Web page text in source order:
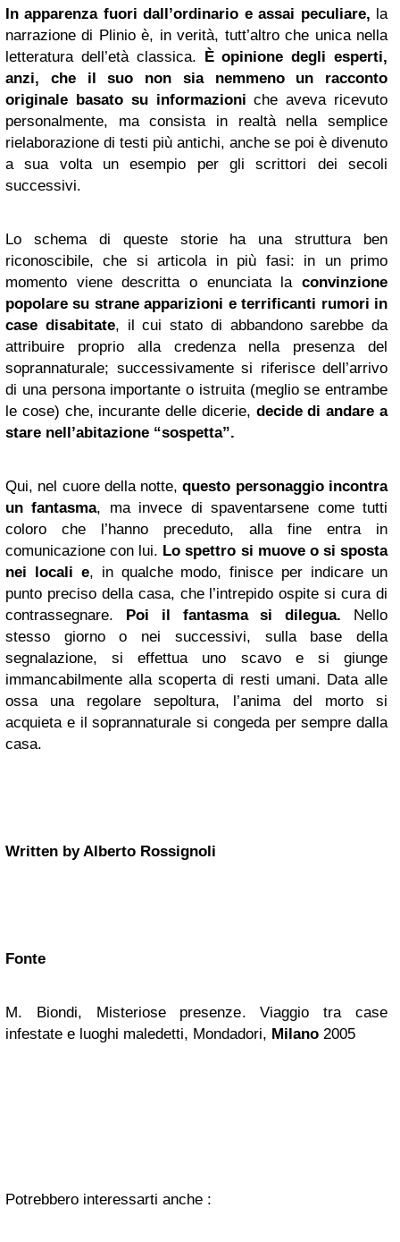
In apparenza fuori dall’ordinario e assai peculiare, la
narrazione di Plinio è, in verità, tutt’altro che unica nella
letteratura dell’età classica. È opinione degli esperti,
anzi, che il suo non sia nemmeno un racconto
originale basato su informazioni che aveva ricevuto
personalmente, ma consista in realtà nella semplice
rielaborazione di testi più antichi, anche se poi è divenuto
a sua volta un esempio per gli scrittori dei secoli
successivi.
Lo schema di queste storie ha una struttura ben
riconoscibile, che si articola in più fasi: in un primo
momento viene descritta o enunciata la convinzione
popolare su strane apparizioni e terrificanti rumori in
case disabitate, il cui stato di abbandono sarebbe da
attribuire proprio alla credenza nella presenza del
soprannaturale; successivamente si riferisce dell’arrivo
di una persona importante o istruita (meglio se entrambe
le cose) che, incurante delle dicerie, decide di andare a
stare nell’abitazione “sospetta”.
Qui, nel cuore della notte,questo personaggio incontra
un fantasma, ma invece di spaventarsene come tutti
coloro che l’hanno preceduto, alla fine entra in
comunicazione con lui. Lo spettro si muove o si sposta
nei locali e, in qualche modo, finisce per indicare un
punto preciso della casa, che l’intrepido ospite si cura di
contrassegnare. Poi il fantasma si dilegua. Nello
stesso giorno o nei successivi, sulla base della
segnalazione, si effettua uno scavo e si giunge
immancabilmente alla scoperta di resti umani. Data alle
ossa una regolare sepoltura, l’anima del morto si
acquieta e il soprannaturale si congeda per sempre dalla
casa.
Written by Alberto Rossignoli
Fonte
M. Biondi, Misteriose presenze. Viaggio tra case
infestate e luoghi maledetti, Mondadori, Milano 2005
Potrebbero interessarti anche :